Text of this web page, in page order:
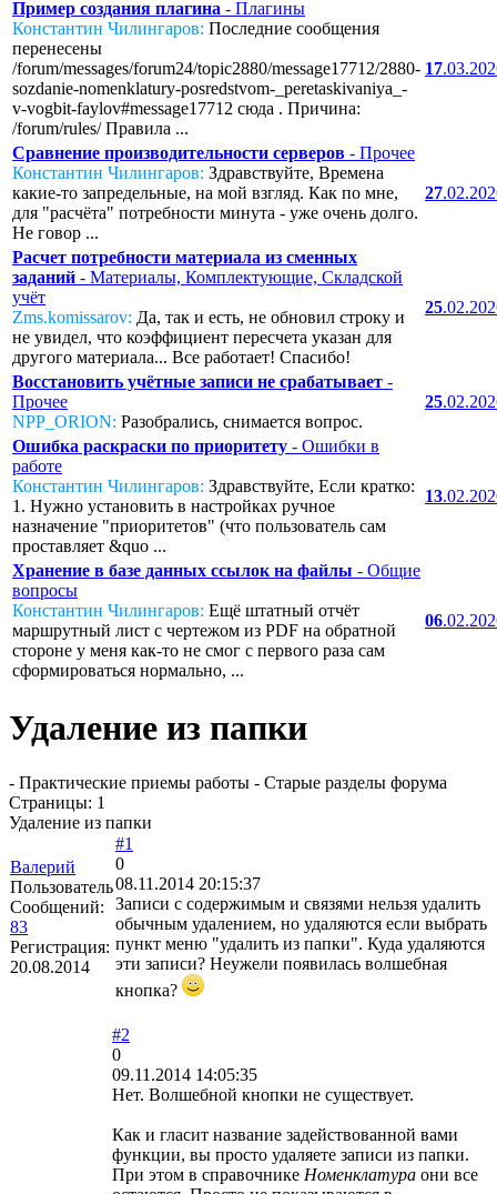
Пример создания плагина - Плагины
Константин Чилингаров: Последние сообщения
перенесены
/forum/messages/forum24/topic2880/message17712/2880-
sozdanie-nomenklatury-posredstvom-_peretaskivaniya_-
v-vogbit-faylov#message17712 сюда . Причина:
/forum/rules/ Правила ...
17
Сравнение производительности серверов - Прочее
Константин Чилингаров: Здравствуйте, Времена
какие-то запредельные, на мой взгляд. Как по мне,
для "расчёта" потребности минута - уже очень долго.
Не говор ...
27
Расчет потребности материала из сменных
заданий - Материалы, Комплектующие, Складской
учёт
Zms.komissarov: Да, так и есть, не обновил строку и
не увидел, что коэффициент пересчета указан для
другого материала... Все работает! Спасибо!
25
Восстановить учётные записи не срабатывает -
Прочее
NPP_ORION: Разобрались, снимается вопрос.
25
Ошибка раскраски по приоритету - Ошибки в
работе
Константин Чилингаров: Здравствуйте, Если кратко:
1. Нужно установить в настройках ручное
назначение "приоритетов" (что пользователь сам
проставляет &quo ...
13
Хранение в базе данных ссылок на файлы - Общие
вопросы
Константин Чилингаров: Ещё штатный отчёт
маршрутный лист с чертежом из PDF на обратной
стороне у меня как-то не смог с первого раза сам
сформироваться нормально, ...
06
Удаление из папки
- Практические приемы работы - Старые разделы форума
Страницы: 1
Удаление из папки
Валерий
Пользователь
Сообщений:
83
Регистрация:
20.08.2014
#1
0
08.11.2014 20:15:37
Записи с содержимым и связями нельзя удалить
обычным удалением, но удаляются если выбрать
пункт меню "удалить из папки". Куда удаляются
эти записи? Неужели появилась волшебная
кнопка?
#2
0
09.11.2014 14:05:35
Нет. Волшебной кнопки не существует.
Как и гласит название задействованной вами
функции, вы просто удаляете записи из папки.
При этом в справочнике Номенклатура они все